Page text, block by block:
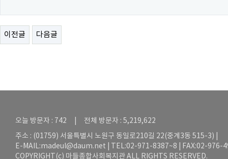
이전글 다음글
오늘 방문자 : 742 | 전체 방문자 : 5,219,622
주소 : (01759) 서울특별시 노원구 동일로210길 22(중계3동 515-3) |
E-MAIL:madeul@daum.net | TEL:02-971-8387~8 | FAX:02-976-
COPYRIGHT(c) 마들종합사회복지관 ALL RIGHTS RESERVED.